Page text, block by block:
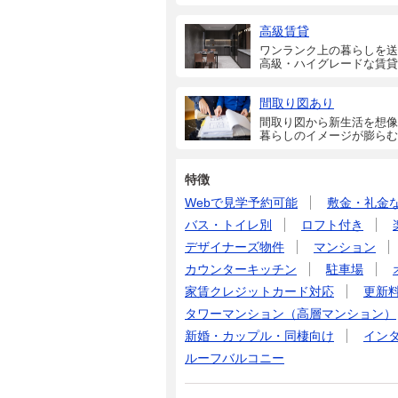
高級賃貸
ワンランク上の暮らしを
高級・ハイグレードな賃
間取り図あり
間取り図から新生活を想
暮らしのイメージが膨ら
特徴
Webで見学予約可能
敷金・礼金
バス・トイレ別
ロフト付き
デザイナーズ物件
マンション
カウンターキッチン
駐車場
家賃クレジットカード対応
更新
タワーマンション（高層マンション）
新婚・カップル・同棲向け
イン
ルーフバルコニー